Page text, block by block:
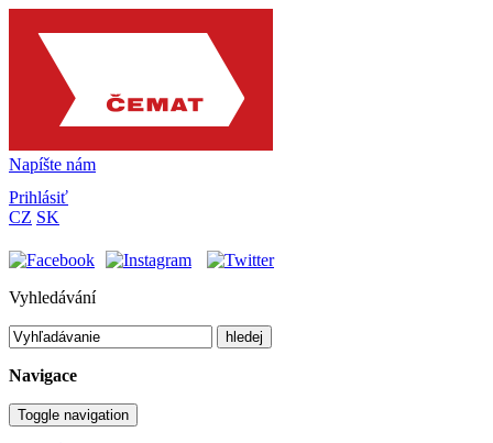
Napíšte nám
Prihlásiť
CZ SK
Vyhledávání
hledej
Navigace
Toggle navigation